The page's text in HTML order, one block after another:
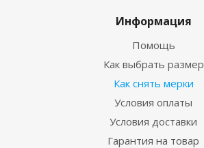
Информация
Помощь
Как выбрать размер
Как снять мерки
Условия оплаты
Условия доставки
Гарантия на товар